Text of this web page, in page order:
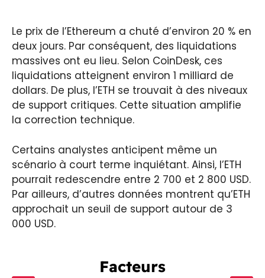
Le prix de l’Ethereum a chuté d’environ 20 % en
deux jours. Par conséquent, des liquidations
massives ont eu lieu. Selon CoinDesk, ces
liquidations atteignent environ 1 milliard de
dollars. De plus, l’ETH se trouvait à des niveaux
de support critiques. Cette situation amplifie
la correction technique.
Certains analystes anticipent même un
scénario à court terme inquiétant. Ainsi, l’ETH
pourrait redescendre entre 2 700 et 2 800 USD.
Par ailleurs, d’autres données montrent qu’ETH
approchait un seuil de support autour de 3
000 USD.
Facteurs